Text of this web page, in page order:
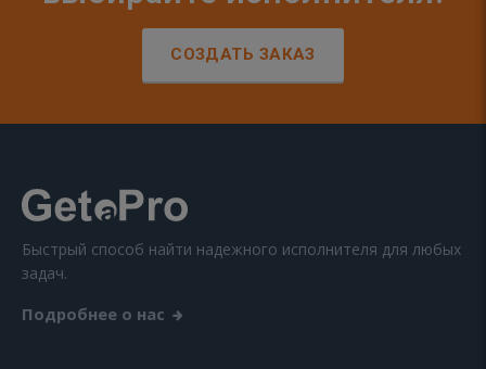
СОЗДАТЬ ЗАКАЗ
Быстрый способ найти надежного исполнителя для любых
задач.
Подробнее о нас